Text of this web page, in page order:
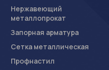
Нержавеющий
металлопрокат
Запорная арматура
Сетка металлическая
Профнастил